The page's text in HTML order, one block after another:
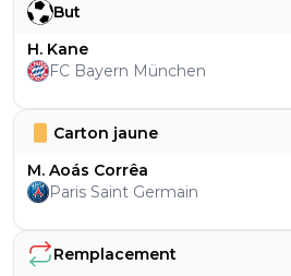
But
H. Kane
FC Bayern München
Carton jaune
M. Aoás Corrêa
Paris Saint Germain
Remplacement